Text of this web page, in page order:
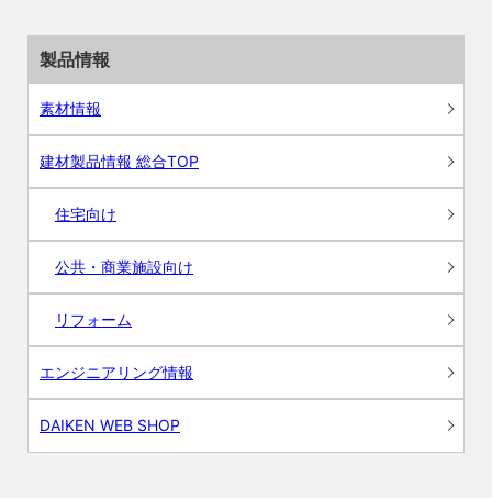
製品情報
素材情報
建材製品情報 総合TOP
住宅向け
公共・商業施設向け
リフォーム
エンジニアリング情報
DAIKEN WEB SHOP